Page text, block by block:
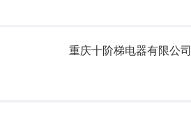
重庆十阶梯电器有限公司